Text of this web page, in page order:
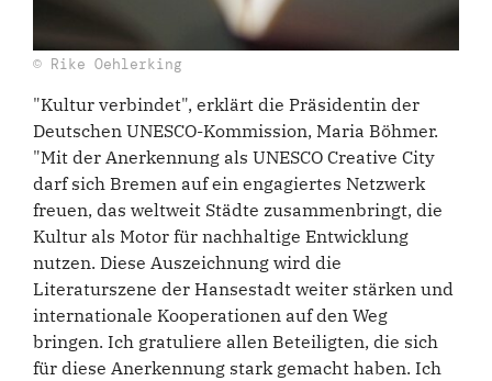
© Rike Oehlerking
"Kultur verbindet", erklärt die Präsidentin der
Deutschen UNESCO-Kommission, Maria Böhmer.
"Mit der Anerkennung als UNESCO Creative City
darf sich Bremen auf ein engagiertes Netzwerk
freuen, das weltweit Städte zusammenbringt, die
Kultur als Motor für nachhaltige Entwicklung
nutzen. Diese Auszeichnung wird die
Literaturszene der Hansestadt weiter stärken und
internationale Kooperationen auf den Weg
bringen. Ich gratuliere allen Beteiligten, die sich
für diese Anerkennung stark gemacht haben. Ich